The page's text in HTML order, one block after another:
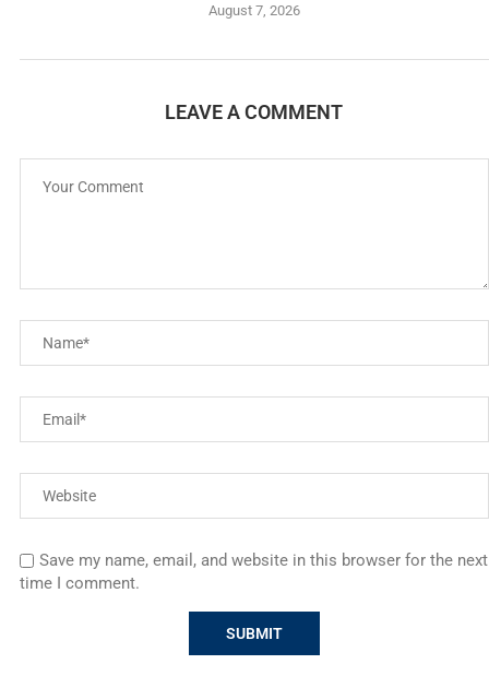
August 7, 2026
LEAVE A COMMENT
Save my name, email, and website in this browser for the next
time I comment.